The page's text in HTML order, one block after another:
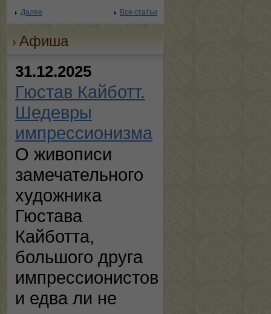
Далее Все статьи
Афиша
31.12.2025
Гюстав Кайботт.
Шедевры
импрессионизма
О живописи
замечательного
художника
Гюстава
Кайботта,
большого друга
импрессионистов
и едва ли не